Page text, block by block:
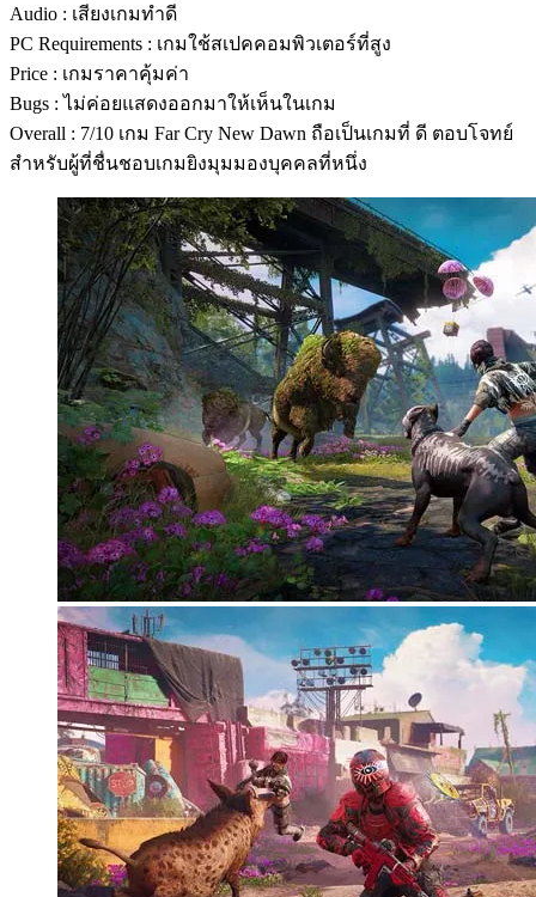
Audio : เสียงเกมทำดี
PC Requirements : เกมใช้สเปคคอมพิวเตอร์ที่สูง
Price : เกมราคาคุ้มค่า
Bugs : ไม่ค่อยแสดงออกมาให้เห็นในเกม
Overall : 7/10 เกม Far Cry New Dawn ถือเป็นเกมที่ ดี ตอบโจทย์
สำหรับผู้ที่ชื่นชอบเกมยิงมุมมองบุคคลที่หนึ่ง